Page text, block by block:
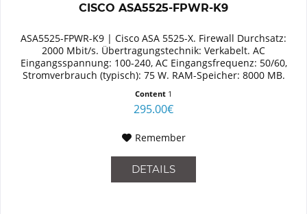
CISCO ASA5525-FPWR-K9
ASA5525-FPWR-K9 | Cisco ASA 5525-X. Firewall Durchsatz:
2000 Mbit/s. Übertragungstechnik: Verkabelt. AC
Eingangsspannung: 100-240, AC Eingangsfrequenz: 50/60,
Stromverbrauch (typisch): 75 W. RAM-Speicher: 8000 MB.
Content 1
295.00€
Remember
DETAILS